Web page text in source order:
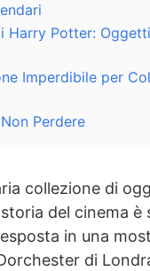
Harry Potter:
Imperdibile per
Perdere
collezione di
del cinema è
in una
di